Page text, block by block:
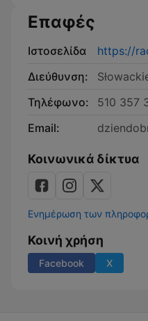
Επαφές
Ιστοσελίδα
https://
Διεύθυνση:
Τηλέφωνο:
510 357
Email:
Κοινωνικά δίκτυα
Ενημέρωση των
Κοινή χρήση
Facebook X